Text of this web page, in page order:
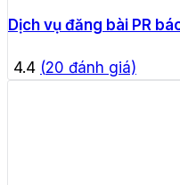
Dịch vụ đăng bài PR
4.4 (20 đánh giá)